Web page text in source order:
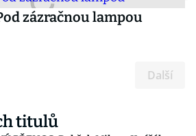
zázračnou lampou
Další
titulů